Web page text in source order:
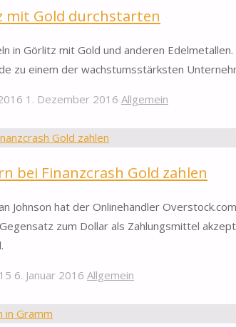
mit Gold durchstarten
in Görlitz mit Gold und anderen
zu einem der wachstumsstärksten
1. Dezember 2016 Allgemein
bei Finanzcrash Gold zahlen
Johnson hat der Onlinehändler
zum Dollar als Zahlungsmittel
6. Januar 2016 Allgemein